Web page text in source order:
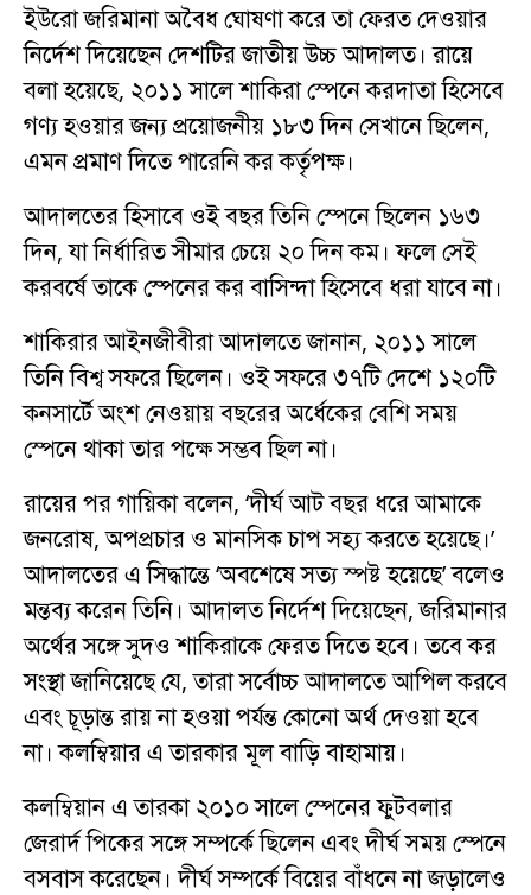
ইউরো জরিমানা অবৈধ ঘোষণা করে তা ফেরত দেওয়ার
নির্দেশ দিয়েছেন দেশটির জাতীয় উচ্চ আদালত। রায়ে
বলা হয়েছে, ২০১১ সালে শাকিরা স্পেনে করদাতা হিসেবে
গণ্য হওয়ার জন্য প্রয়োজনীয় ১৮৩ দিন সেখানে ছিলেন,
এমন প্রমাণ দিতে পারেনি কর কর্তৃপক্ষ।
আদালতের হিসাবে ওই বছর তিনি স্পেনে ছিলেন ১৬৩
দিন, যা নির্ধারিত সীমার চেয়ে ২০ দিন কম। ফলে সেই
করবর্ষে তাকে স্পেনের কর বাসিন্দা হিসেবে ধরা যাবে না।
শাকিরার আইনজীবীরা আদালতে জানান, ২০১১ সালে
তিনি বিশ্ব সফরে ছিলেন। ওই সফরে ৩৭টি দেশে ১২০টি
কনসার্টে অংশ নেওয়ায় বছরের অর্ধেকের বেশি সময়
স্পেনে থাকা তার পক্ষে সম্ভব ছিল না।
রায়ের পর গায়িকা বলেন, ‘দীর্ঘ আট বছর ধরে আমাকে
জনরোষ, অপপ্রচার ও মানসিক চাপ সহ্য করতে হয়েছে।’
আদালতের এ সিদ্ধান্তে ‘অবশেষে সত্য স্পষ্ট হয়েছে’ বলেও
মন্তব্য করেন তিনি। আদালত নির্দেশ দিয়েছেন, জরিমানার
অর্থের সঙ্গে সুদও শাকিরাকে ফেরত দিতে হবে। তবে কর
সংস্থা জানিয়েছে যে, তারা সর্বোচ্চ আদালতে আপিল করবে
এবং চূড়ান্ত রায় না হওয়া পর্যন্ত কোনো অর্থ দেওয়া হবে
না। কলম্বিয়ার এ তারকার মূল বাড়ি বাহামায়।
কলম্বিয়ান এ তারকা ২০১০ সালে স্পেনের ফুটবলার
জেরার্দ পিকের সঙ্গে সম্পর্কে ছিলেন এবং দীর্ঘ সময় স্পেনে
বসবাস করেছেন। দীর্ঘ সম্পর্কে বিয়ের বাঁধনে না জড়ালেও